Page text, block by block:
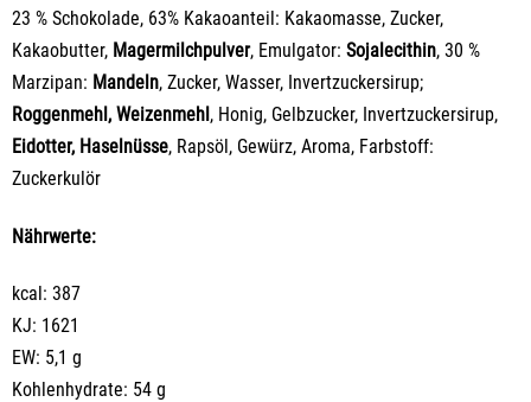
23 % Schokolade, 63% Kakaoanteil: Kakaomasse, Zucker,
Kakaobutter, Magermilchpulver, Emulgator: Sojalecithin, 30 %
Marzipan: Mandeln, Zucker, Wasser, Invertzuckersirup;
Roggenmehl, Weizenmehl , Honig, Gelbzucker, Invertzuckersirup,
Eidotter, Haselnüsse, Rapsöl, Gewürz, Aroma, Farbstoff:
Zuckerkulör
Nährwerte:
kcal: 387
KJ: 1621
EW: 5,1 g
Kohlenhydrate: 54 g